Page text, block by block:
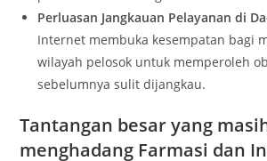
Perluasan Jangkauan Pelayanan di
Internet membuka kesempatan bagi
wilayah pelosok untuk memperoleh
sebelumnya sulit dijangkau.
Tantangan besar yang
menghadang Farmasi dan